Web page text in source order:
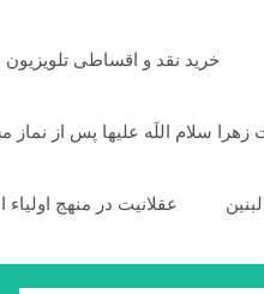
خرید نقد و اقساطی تلویزیون
سلام اللَه علیها پس از
عقلانیت در منهج اولیاء